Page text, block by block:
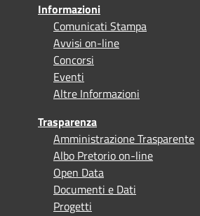
Informazioni
Comunicati Stampa
Avvisi on-line
Concorsi
Eventi
Altre Informazioni
Trasparenza
Amministrazione Trasparente
Albo Pretorio on-line
Open Data
Documenti e Dati
Progetti